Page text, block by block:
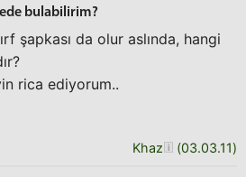
bulabilirim?
şapkası da olur aslında, hangi
rica ediyorum..
Khaz (03.03.11)